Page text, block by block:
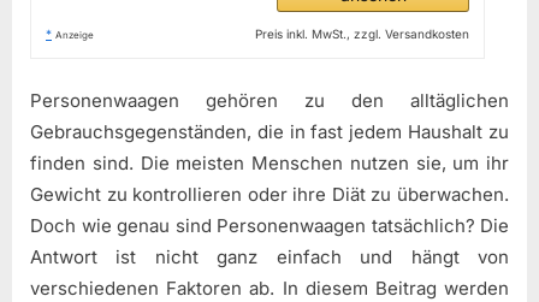
* Anzeige Preis inkl. MwSt., zzgl. Versandkosten
Personenwaagen gehören zu den alltäglichen
Gebrauchsgegenständen, die in fast jedem Haushalt zu
finden sind. Die meisten Menschen nutzen sie, um ihr
Gewicht zu kontrollieren oder ihre Diät zu überwachen.
Doch wie genau sind Personenwaagen tatsächlich? Die
Antwort ist nicht ganz einfach und hängt von
verschiedenen Faktoren ab. In diesem Beitrag werden